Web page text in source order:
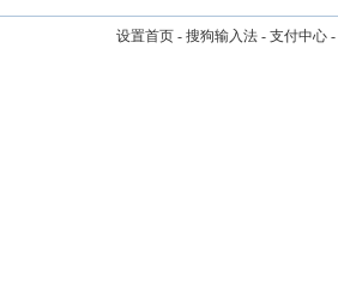
设置首页- 搜狗输入法- 支付中心-